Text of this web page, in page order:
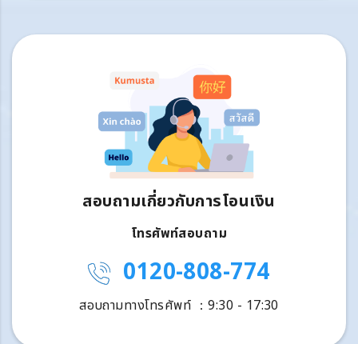
สอบถามเกี่ยวกับการโอนเงิน
โทรศัพท์สอบถาม
0120-808-774
สอบถามทางโทรศัพท์ ：9:30 - 17:30